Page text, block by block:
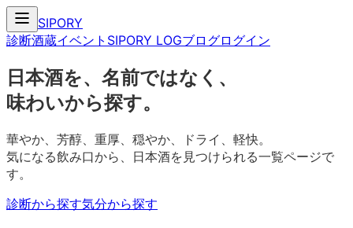
SIPORY
診断酒蔵イベント SIPORY LOGブログログイン
日本酒を、名前ではなく、
味わいから探す。
華やか、芳醇、重厚、穏やか、ドライ、軽快。
気になる飲み口から、日本酒を見つけられる一覧ページで
す。
診断から探す気分から探す